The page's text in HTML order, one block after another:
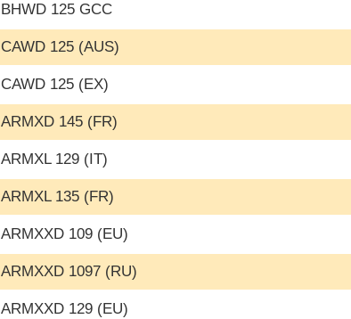
BHWD 125 GCC
CAWD 125 (AUS)
CAWD 125 (EX)
ARMXD 145 (FR)
ARMXL 129 (IT)
ARMXL 135 (FR)
ARMXXD 109 (EU)
ARMXXD 1097 (RU)
ARMXXD 129 (EU)